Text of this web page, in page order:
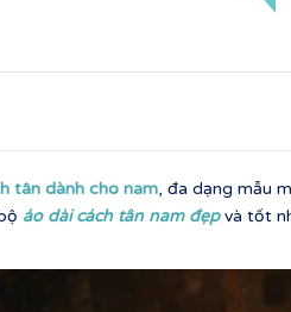
tân dành cho nam, đa dạng mẫu
áo dài cách tân nam đẹpvà tốt